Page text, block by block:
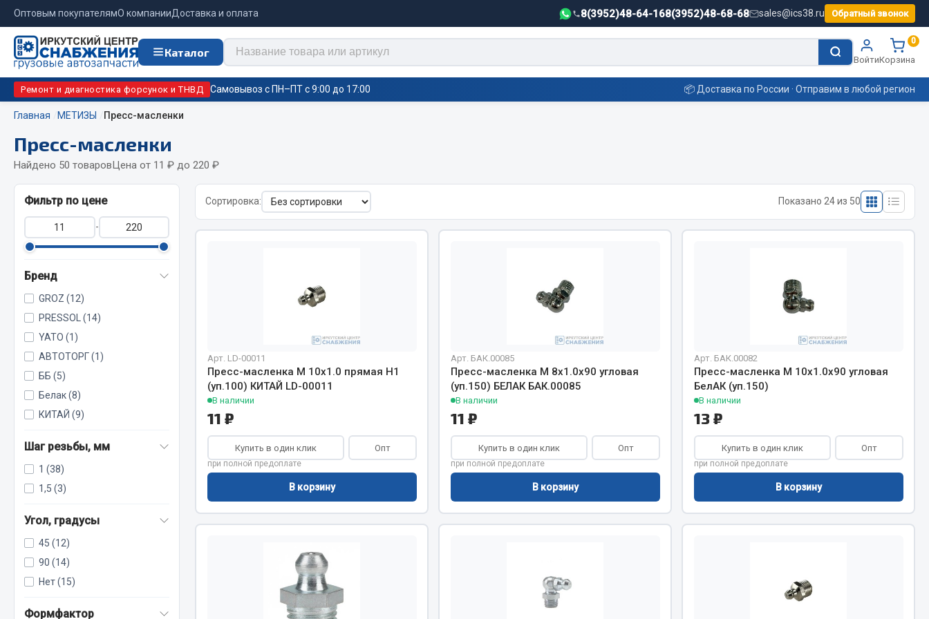
Оптовым покупателямО компанииДоставка и оплата 8(3952)48-64-168(3952)48-68-68 sales@ics38.ru Обратный звонок
Каталог
Войти
0
Корзина
Изготовление цепей на колеса BOHU
QITONG
Весь раздел
Автономные воздушные отопители
Жидкостные подогреватели
Весь раздел
Вентиляторы кабины
Весь раздел
Масла
Охладжающие жидкости
Весь раздел
МЕТИЗЫ
Кольца стопорные
Пресс-масленки
Хомуты
Весь раздел
Адаптеры и переходники
Угольники
Штуцеры
Весь раздел
Измерительный инструмент
Крепежный инструмент
Режущий инструмент
Показать ещё
Цепи подъёмные
Весь раздел
Ремонт и диагностика форсунок и ТНВД Самовывоз с ПН–ПТ с 9:00 до 17:00 📦 Доставка по России · Отправим в любой регион
Главная МЕТИЗЫ Пресс-масленки
Пресс-масленки
Найдено 50 товаровЦена от 11 ₽ до 220 ₽
Фильтр по цене
-
Бренд
GROZ (12)
PRESSOL (14)
YATO (1)
АВТОТОРГ (1)
ББ (5)
Белак (8)
КИТАЙ (9)
Шаг резьбы, мм
1 (38)
1,5 (3)
Угол, градусы
45 (12)
90 (14)
Нет (15)
Формфактор
Сортировка: Показано 24 из 50
Арт. LD-00011
Пресс-масленка М 10х1.0 прямая H1
(уп.100) КИТАЙ LD-00011
В наличии
11 ₽
Купить в один клик Опт
при полной предоплате
В корзину
Арт. БАК.00085
Пресс-масленка М 8х1.0х90 угловая
(уп.150) БЕЛАК БАК.00085
В наличии
11 ₽
Купить в один клик Опт
при полной предоплате
В корзину
Арт. БАК.00082
Пресс-масленка М 10х1.0х90 угловая
БелАК (уп.150)
В наличии
13 ₽
Купить в один клик Опт
при полной предоплате
В корзину